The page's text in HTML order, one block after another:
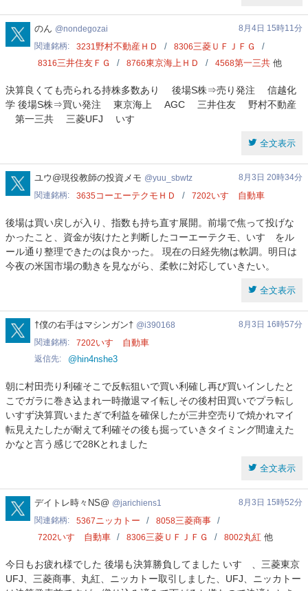
nondegozai
のん nondegozai
8月4日 15時11分
関連銘柄
3231野村不動産ＨＤ 8306三菱ＵＦＪＦＧ
8316三井住友ＦＧ 8766東京海上ＨＤ 4568第一三共 他
決算良くても売られる持株多数あり 後場S株⇒売り発注 信越化
学 後場S株⇒買い発注 東京海上 AGC 三井住友 野村不動産
第一三共 三菱UFJ いすゞ
全文表示
yuu_sbwtz
ユウ@現役教師の投資メモ yuu_sbwtz
8月3日 20時34分
関連銘柄
3635コーエーテクモＨＤ 7202いすゞ自動車
後場は買い戻しが入り、指数も持ち直す展開。前場で焦って投げな
かったこと、資金が抜けたと判断したコーエーテクモ、いすゞをル
ール通り整理できたのは良かった。 現在の日経先物は軟調。明日は
今夜の米国市場の動きを見ながら、柔軟に対応していきたい。
全文表示
i390168
†僕の右手はマシンガン† i390168
8月3日 16時57分
関連銘柄
7202いすゞ自動車
返信先 @hin4nshe3
朝に村田売り利確そこで反転狙いで買い利確し再び買いインしたと
こでガラに巻き込まれ一時撤退マイ転しその後村田買いでプラ転し
いすず決算買いまたぎで利益を確保したが三井空売りで焼かれマイ
転見えたしたが耐えて利確その後も掘っていきタイミング間違えた
かなと言う感じで28Kとれました
全文表示
jarichiens1
デイトレ時々NS@ jarichiens1
8月3日 15時52分
関連銘柄
5367ニッカトー 8058三菱商事
7202いすゞ自動車 8306三菱ＵＦＪＦＧ 8002丸紅 他
今日もお疲れ様でした 後場も決算勝負してました いすゞ、三菱東京
UFJ、三菱商事、丸紅、ニッカトー取引しました、UFJ、ニッカトー